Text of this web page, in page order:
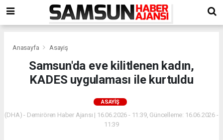
Anasayfa Asayiş
Samsun'da eve kilitlenen kadın,
KADES uygulaması ile kurtuldu
ASAYIŞ
(DHA) - Demirören Haber Ajansı | 16.06.2026 - 11:39, Güncelleme: 16.06.2026 -
11:39